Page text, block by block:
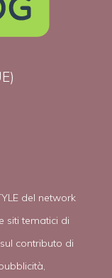
del network
siti tematici di
contributo di